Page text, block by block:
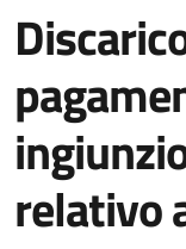
relativo